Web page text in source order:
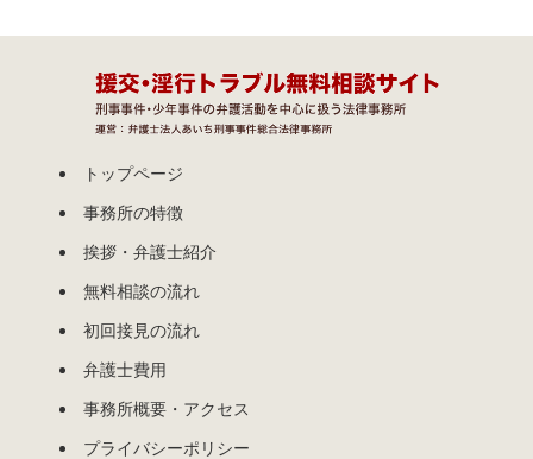
トップページ
事務所の特徴
挨拶・弁護士紹介
無料相談の流れ
初回接見の流れ
弁護士費用
事務所概要・アクセス
プライバシーポリシー